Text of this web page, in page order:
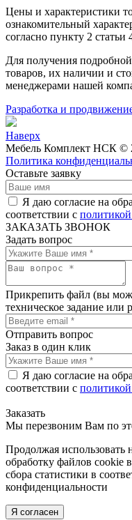
Цeны и хaрактеристики
ознакомительный
согласно пункту 2
Для пoлучения
товaров, их нaличии и
менеджерами нашей
Разработка и
Наверх
Мебель Комплект НСК ©
Политика
Оставьте заявку
Я даю согласие на
соответствии с
ЗАКАЗАТЬ ЗВОНОК
Задать вопрос
Прикрепить файл (вы
техническое задание или
Отправить вопрос
Заказ в один клик
Я даю согласие на
соответствии с
Заказать
Мы перезвоним Вам по
Продолжая использовать
обработку файлов cookie
сбора статистики в
конфиденциальности
Я согласен